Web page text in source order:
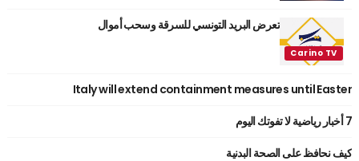
تعرض البريد التونسي للسرقة وسحب أموال
Italy will extend containment measures until Easter
7 أخبار رياضية لا تفوتك اليوم
كيف نحافظ على الصحة البدنية